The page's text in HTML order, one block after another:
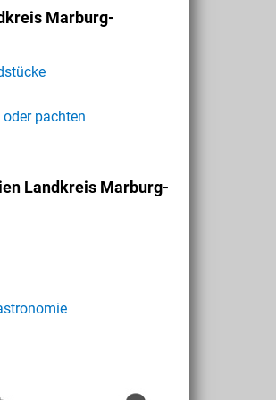
Marburg-
pachten
Landkreis Marburg-